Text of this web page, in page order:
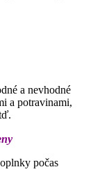
a nevhodné
a potravinami,
počas